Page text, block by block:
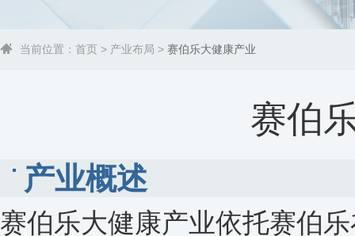
当前位置： 首页 > 产业布局 > 赛伯乐大健康产业
赛伯
产业概述
赛伯乐大健康产业依托赛伯